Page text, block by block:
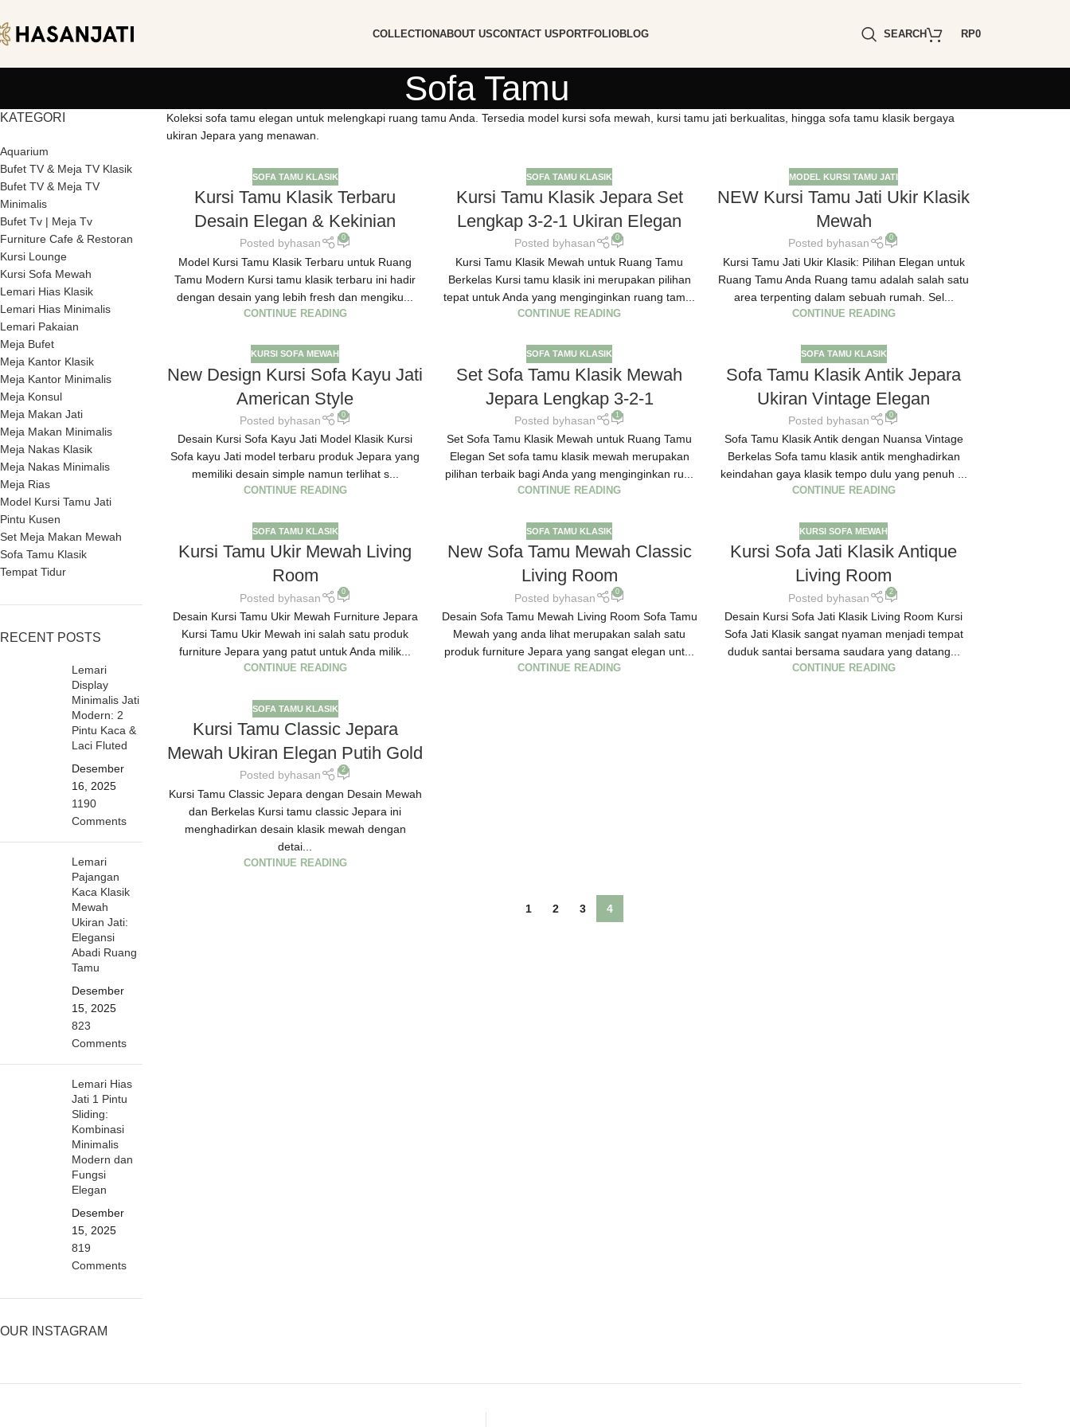
COLLECTIONABOUT USCONTACT US PORTFOLIOBLOG SEARCH RP0
Sofa Tamu
KATEGORI
Aquarium
Bufet TV & Meja TV Klasik
Bufet TV & Meja TV
Minimalis
Bufet Tv | Meja Tv
Furniture Cafe & Restoran
Kursi Lounge
Kursi Sofa Mewah
Lemari Hias Klasik
Lemari Hias Minimalis
Lemari Pakaian
Meja Bufet
Meja Kantor Klasik
Meja Kantor Minimalis
Meja Konsul
Meja Makan Jati
Meja Makan Minimalis
Meja Nakas Klasik
Meja Nakas Minimalis
Meja Rias
Model Kursi Tamu Jati
Pintu Kusen
Set Meja Makan Mewah
Sofa Tamu Klasik
Tempat Tidur
RECENT POSTS
Lemari
Display
Minimalis Jati
Modern: 2
Pintu Kaca &
Laci Fluted
Desember
16, 2025
1190
Comments
Lemari
Pajangan
Kaca Klasik
Mewah
Ukiran Jati:
Elegansi
Abadi Ruang
Tamu
Desember
15, 2025
823
Comments
Lemari Hias
Jati 1 Pintu
Sliding:
Kombinasi
Minimalis
Modern dan
Fungsi
Elegan
Desember
15, 2025
819
Comments
OUR INSTAGRAM
Koleksi sofa tamu elegan untuk melengkapi ruang tamu Anda. Tersedia model kursi sofa mewah, kursi tamu jati berkualitas, hingga sofa tamu klasik bergaya
ukiran Jepara yang menawan.
SOFA TAMU KLASIK
Kursi Tamu Klasik Terbaru
Desain Elegan & Kekinian
Posted byhasan 0
Model Kursi Tamu Klasik Terbaru untuk Ruang
Tamu Modern Kursi tamu klasik terbaru ini hadir
dengan desain yang lebih fresh dan mengiku...
CONTINUE READING
SOFA TAMU KLASIK
Kursi Tamu Klasik Jepara Set
Lengkap 3-2-1 Ukiran Elegan
Posted byhasan 0
Kursi Tamu Klasik Mewah untuk Ruang Tamu
Berkelas Kursi tamu klasik ini merupakan pilihan
tepat untuk Anda yang menginginkan ruang tam...
CONTINUE READING
MODEL KURSI TAMU JATI
NEW Kursi Tamu Jati Ukir Klasik
Mewah
Posted byhasan 0
Kursi Tamu Jati Ukir Klasik: Pilihan Elegan untuk
Ruang Tamu Anda Ruang tamu adalah salah satu
area terpenting dalam sebuah rumah. Sel...
CONTINUE READING
KURSI SOFA MEWAH
New Design Kursi Sofa Kayu Jati
American Style
Posted byhasan 0
Desain Kursi Sofa Kayu Jati Model Klasik Kursi
Sofa kayu Jati model terbaru produk Jepara yang
memiliki desain simple namun terlihat s...
CONTINUE READING
SOFA TAMU KLASIK
Set Sofa Tamu Klasik Mewah
Jepara Lengkap 3-2-1
Posted byhasan 1
Set Sofa Tamu Klasik Mewah untuk Ruang Tamu
Elegan Set sofa tamu klasik mewah merupakan
pilihan terbaik bagi Anda yang menginginkan ru...
CONTINUE READING
SOFA TAMU KLASIK
Sofa Tamu Klasik Antik Jepara
Ukiran Vintage Elegan
Posted byhasan 0
Sofa Tamu Klasik Antik dengan Nuansa Vintage
Berkelas Sofa tamu klasik antik menghadirkan
keindahan gaya klasik tempo dulu yang penuh ...
CONTINUE READING
SOFA TAMU KLASIK
Kursi Tamu Ukir Mewah Living
Room
Posted byhasan 0
Desain Kursi Tamu Ukir Mewah Furniture Jepara
Kursi Tamu Ukir Mewah ini salah satu produk
furniture Jepara yang patut untuk Anda milik...
CONTINUE READING
SOFA TAMU KLASIK
New Sofa Tamu Mewah Classic
Living Room
Posted byhasan 0
Desain Sofa Tamu Mewah Living Room Sofa Tamu
Mewah yang anda lihat merupakan salah satu
produk furniture Jepara yang sangat elegan unt...
CONTINUE READING
KURSI SOFA MEWAH
Kursi Sofa Jati Klasik Antique
Living Room
Posted byhasan 2
Desain Kursi Sofa Jati Klasik Living Room Kursi
Sofa Jati Klasik sangat nyaman menjadi tempat
duduk santai bersama saudara yang datang...
CONTINUE READING
SOFA TAMU KLASIK
Kursi Tamu Classic Jepara
Mewah Ukiran Elegan Putih Gold
Posted byhasan 2
Kursi Tamu Classic Jepara dengan Desain Mewah
dan Berkelas Kursi tamu classic Jepara ini
menghadirkan desain klasik mewah dengan
detai...
CONTINUE READING
1 2 3 4